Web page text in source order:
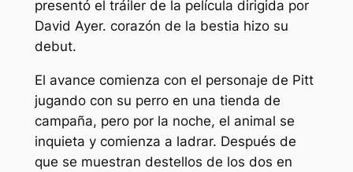
presentó el tráiler de la película dirigida por
David Ayer. corazón de la bestia hizo su
debut.
El avance comienza con el personaje de Pitt
jugando con su perro en una tienda de
campaña, pero por la noche, el animal se
inquieta y comienza a ladrar. Después de
que se muestran destellos de los dos en